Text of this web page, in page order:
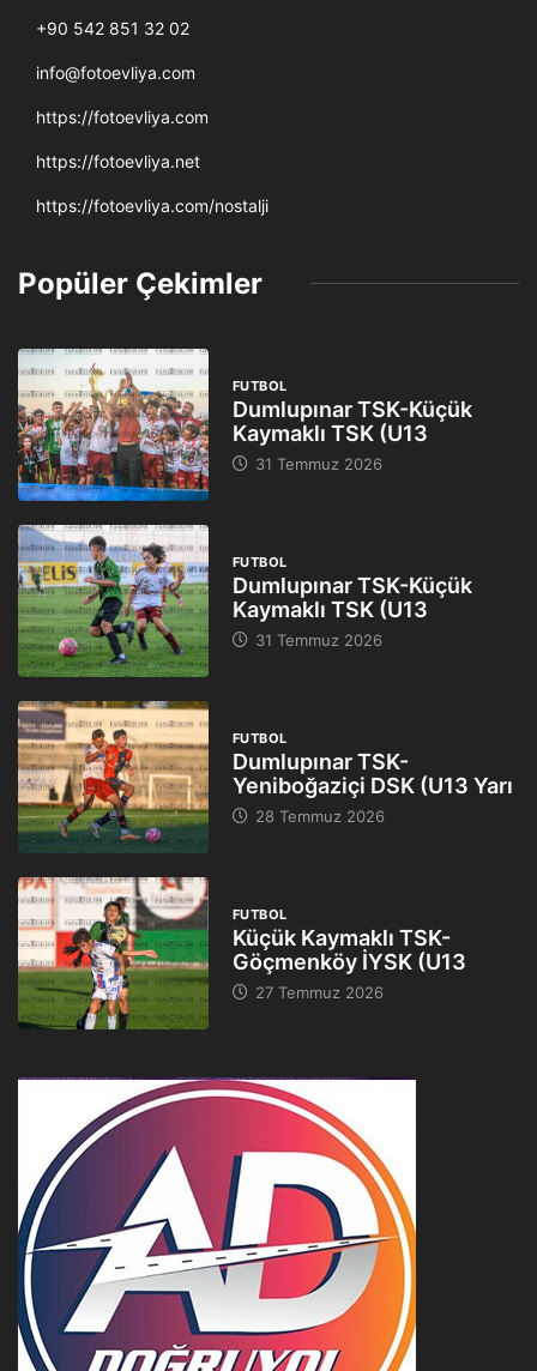
+90 542 851 32 02
info@fotoevliya.com
https://fotoevliya.com
https://fotoevliya.net
https://fotoevliya.com/nostalji
Popüler Çekimler
FUTBOL
Dumlupınar TSK-Küçük
Kaymaklı TSK (U13
31 Temmuz 2026
FUTBOL
Dumlupınar TSK-Küçük
Kaymaklı TSK (U13
31 Temmuz 2026
FUTBOL
Dumlupınar TSK-
Yeniboğaziçi DSK (U13 Yarı
28 Temmuz 2026
FUTBOL
Küçük Kaymaklı TSK-
Göçmenköy İYSK (U13
27 Temmuz 2026